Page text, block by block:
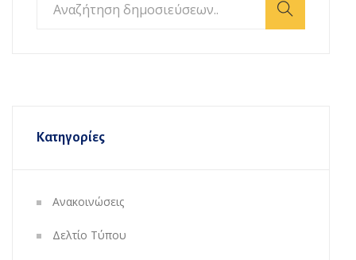
Κατηγορίες
Ανακοινώσεις
Δελτίο Τύπου